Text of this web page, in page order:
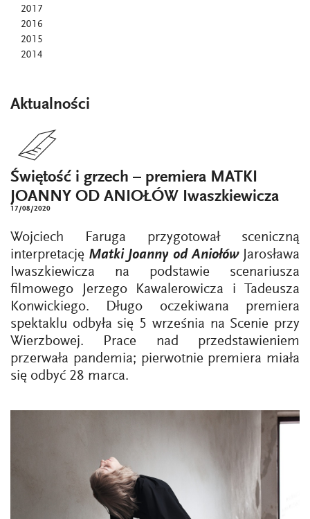
2017
2016
2015
2014
Aktualności
Świętość i grzech – premiera MATKI
JOANNY OD ANIOŁÓW Iwaszkiewicza
17/08/2020
Wojciech Faruga przygotował sceniczną
interpretację Matki Joanny od AniołówJarosława
Iwaszkiewicza na podstawie scenariusza
filmowego Jerzego Kawalerowicza i Tadeusza
Konwickiego. Długo oczekiwana premiera
spektaklu odbyła się 5 września na Scenie przy
Wierzbowej. Prace nad przedstawieniem
przerwała pandemia; pierwotnie premiera miała
się odbyć 28 marca.